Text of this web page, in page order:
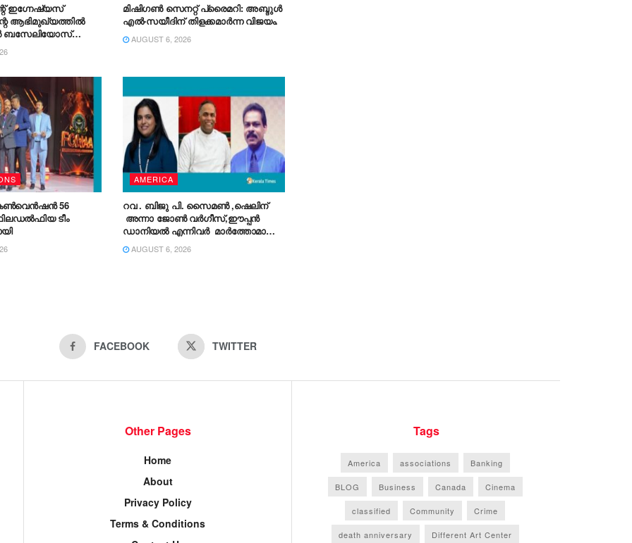
ഇഗ്നേഷ്യസ്
ആഭിമുഖ്യത്തിൽ
എയർപോർട്ടിൽ
മിഷിഗൺ സെനറ്റ് പ്രൈമറി: അബ്ദുൾ
എൽ-സയീദിന് തിളക്കമാർന്ന വിജയം.
AUGUST 6, 2026
56
ടീം
AMERICA
റവ . ബിജു പി. സൈമൺ ,ഷെലിന്
അന്നാ ജോൺ വർഗീസ്,ഈപ്പൻ
ഡാനിയൽ എന്നിവർ മാർത്തോമാ
സഭാ കൗൺസിലിലേക്കു
തിരഞ്ഞെടുക്കപ്പെട്ടു
AUGUST 6, 2026
FACEBOOK TWITTER
Other Pages
Home
About
Privacy Policy
Terms & Conditions
Tags
America associations Banking
BLOG Business Canada Cinema
classified Community Crime
death anniversary Different Art Center